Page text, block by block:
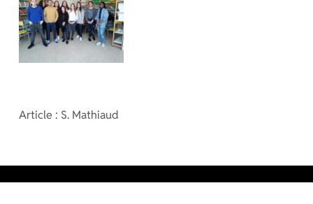
Article : S. Mathiaud